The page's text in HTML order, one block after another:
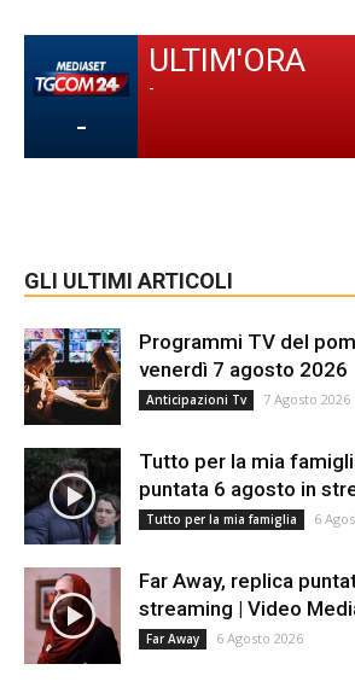
-
ULTIM'ORA
-
GLI ULTIMI ARTICOLI
Programmi TV del
venerdì 7 agosto 2026
Anticipazioni Tv 7 Agosto 2026
Tutto per la mia
puntata 6 agosto in
Tutto per la mia famiglia 6
Far Away, replica
streaming | Video
Far Away 6 Agosto 2026